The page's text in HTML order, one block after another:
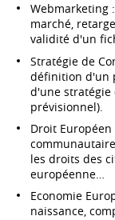
Webmarketing
marché,
validité d'un
Stratégie de
définition d'un
d'une stratégie
prévisionnel).
Droit
les droits des
européenne…
Economie
naissance,